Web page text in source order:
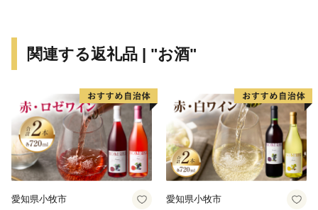
≪ふるさと納税の返礼品は一時所得に該当します。≫
供与として行われており、返礼品の送付がある場合で
も、ご寄付をいただいた対価ではなく別途の行為となる
ため、ふるさと納税の返礼品は一時所得に該当します。
関連する返礼品 | "お酒"
愛知県小牧市 愛知県小牧市